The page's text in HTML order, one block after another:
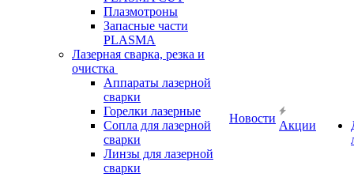
Плазмотроны
Запасные части
PLASMA
Лазерная сварка, резка и
очистка
Аппараты лазерной
сварки
Горелки лазерные
Сопла для лазерной
сварки
Линзы для лазерной
сварки
Новости
Акции